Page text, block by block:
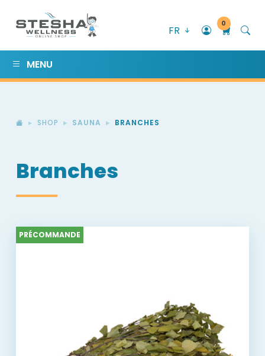
FR
0
MENU
SHOP SAUNA BRANCHES
Branches
PRÉCOMMANDE